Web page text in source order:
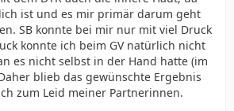
ist und es mir primär darum geht
SB konnte bei mir nur mit viel Druck
konnte ich beim GV natürlich nicht
es nicht selbst in der Hand hatte (im
blieb das gewünschte Ergebnis
zum Leid meiner Partnerinnen.